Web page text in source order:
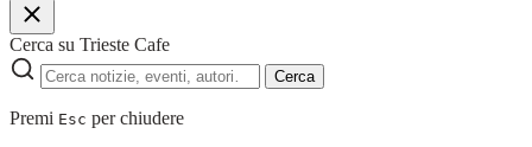
Cerca su Trieste Cafe
Cerca
Premi Esc per chiudere